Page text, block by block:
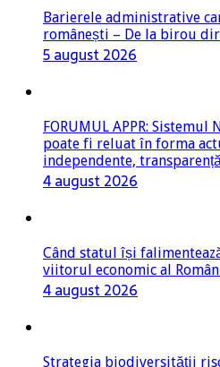
Barierele administrative
românești – De la birou
5 august 2026
FORUMUL APPR:
poate fi reluat în forma
independente,
4 august 2026
Când statul își
viitorul economic al
4 august 2026
Strategia biodiversității